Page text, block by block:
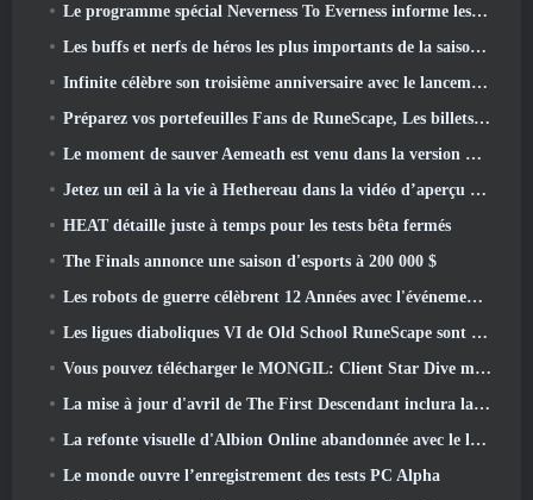
Le programme spécial Neverness To Everness informe les joueurs de ce à quoi s'attendre lors des lancements
Les buffs et nerfs de héros les plus importants de la saison 7.5
Infinite célèbre son troisième anniversaire avec le lancement de Lunaria SS12 aujourd'hui
Préparez vos portefeuilles Fans de RuneScape, Les billets pour le RuneFest sont sur le point d'être mis en vente
Le moment de sauver Aemeath est venu dans la version Wuthering Waves 3.3 Mise à jour
Jetez un œil à la vie à Hethereau dans la vidéo d’aperçu du gameplay du lancement de Neverness To Everness
HEAT détaille juste à temps pour les tests bêta fermés
The Finals annonce une saison d'esports à 200 000 $
Les robots de guerre célèbrent 12 Années avec l'événement Martian Robotic Games
Les ligues diaboliques VI de Old School RuneScape sont lancées aujourd'hui
Vous pouvez télécharger le MONGIL: Client Star Dive maintenant
La mise à jour d'avril de The First Descendant inclura la version bêta du nouveau contenu Endgame
La refonte visuelle d'Albion Online abandonnée avec le lancement de la mise à jour Radiant Wilds aujourd'hui
Le monde ouvre l’enregistrement des tests PC Alpha